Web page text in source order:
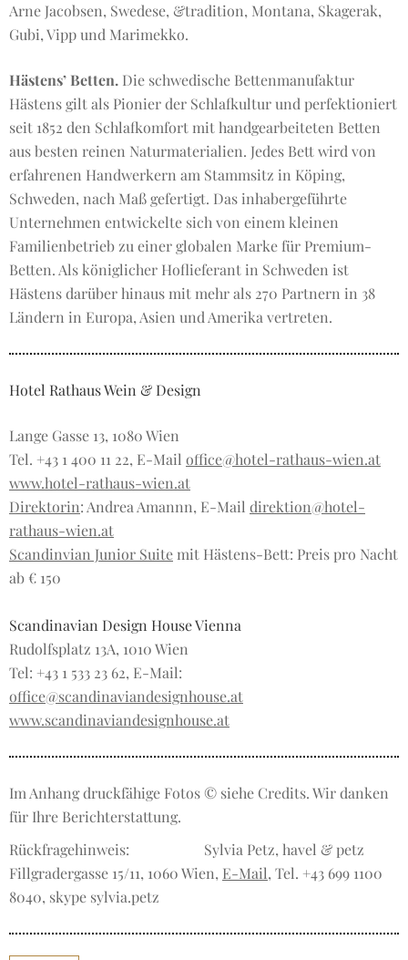
Arne Jacobsen, Swedese, &tradition, Montana, Skagerak,
Gubi, Vipp und Marimekko.
Hästens’ Betten. Die schwedische Bettenmanufaktur
Hästens gilt als Pionier der Schlafkultur und perfektioniert
seit 1852 den Schlafkomfort mit handgearbeiteten Betten
aus besten reinen Naturmaterialien. Jedes Bett wird von
erfahrenen Handwerkern am Stammsitz in Köping,
Schweden, nach Maß gefertigt. Das inhabergeführte
Unternehmen entwickelte sich von einem kleinen
Familienbetrieb zu einer globalen Marke für Premium-
Betten. Als königlicher Hoflieferant in Schweden ist
Hästens darüber hinaus mit mehr als 270 Partnern in 38
Ländern in Europa, Asien und Amerika vertreten.
Hotel Rathaus Wein & Design
Lange Gasse 13, 1080 Wien
Tel. +43 1 400 11 22, E-Mail office@hotel-rathaus-wien.at
www.hotel-rathaus-wien.at
Direktorin: Andrea Amannn, E-Mail direktion@hotel-
rathaus-wien.at
Scandinvian Junior Suitemit Hästens-Bett: Preis pro Nacht
ab € 150
Scandinavian Design House Vienna
Rudolfsplatz 13A, 1010 Wien
Tel: +43 1 533 23 62, E-Mail:
office@scandinaviandesignhouse.at
www.scandinaviandesignhouse.at
Im Anhang druckfähige Fotos © siehe Credits. Wir danken
für Ihre Berichterstattung.
Rückfragehinweis:
Sylvia Petz, havel & petz
Fillgradergasse 15/11, 1060 Wien, E-Mail, Tel. +43 699 1100
8040, skype sylvia.petz